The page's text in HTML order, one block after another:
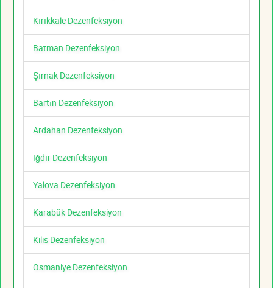
Kırıkkale Dezenfeksiyon
Batman Dezenfeksiyon
Şırnak Dezenfeksiyon
Bartın Dezenfeksiyon
Ardahan Dezenfeksiyon
Iğdır Dezenfeksiyon
Yalova Dezenfeksiyon
Karabük Dezenfeksiyon
Kilis Dezenfeksiyon
Osmaniye Dezenfeksiyon